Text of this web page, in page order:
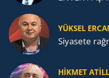
YÜKSEL
Siyasete
HİKMET